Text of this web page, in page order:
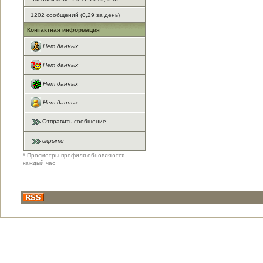
1202 сообщений (0,29 за день)
Контактная информация
Нет данных
Нет данных
Нет данных
Нет данных
Отправить сообщение
скрыто
* Просмотры профиля обновляются
каждый час